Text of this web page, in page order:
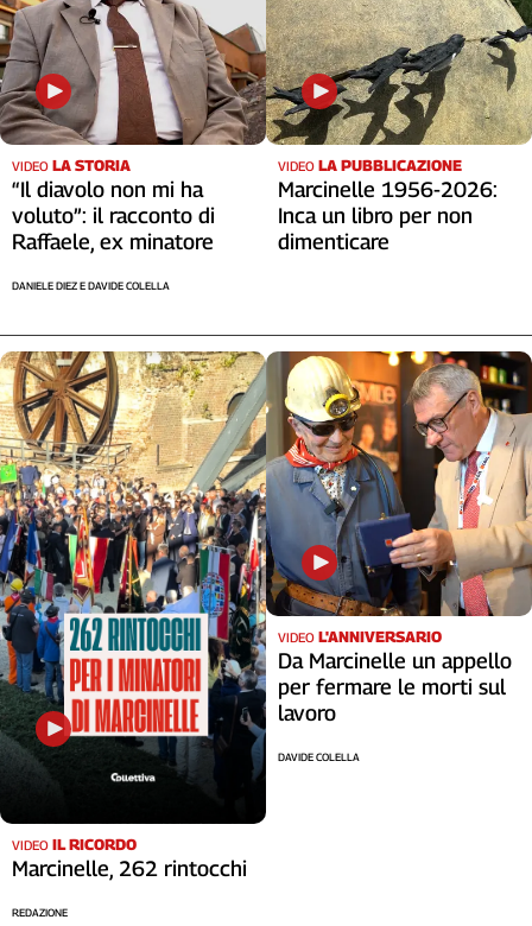
VIDEO LA STORIA
“Il diavolo non mi ha
voluto”: il racconto di
Raffaele, ex minatore
DANIELE DIEZ E DAVIDE COLELLA
VIDEO LA PUBBLICAZIONE
Marcinelle 1956-2026:
Inca un libro per non
dimenticare
VIDEO IL RICORDO
Marcinelle, 262 rintocchi
REDAZIONE
VIDEO L'ANNIVERSARIO
Da Marcinelle un appello
per fermare le morti sul
lavoro
DAVIDE COLELLA